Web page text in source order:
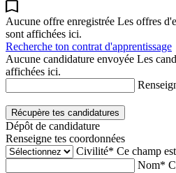
Aucune offre enregistrée Les offres
sont affichées ici.
Recherche ton contrat d'apprentissage
Aucune candidature envoyée Les
affichées ici.
Récupère tes candidatures
Dépôt de candidature
Renseigne tes coordonnées
Civilité* Ce champ
Nom*